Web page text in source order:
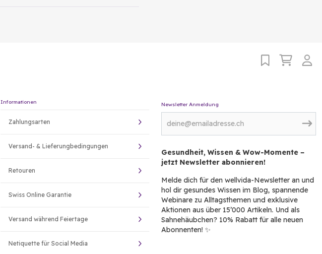
Informationen
Zahlungsarten
Versand- & Lieferungbedingungen
Retouren
Swiss Online Garantie
Versand während Feiertage
Netiquette für Social Media
Newsletter Anmeldung
Gesundheit, Wissen & Wow-Momente –
jetzt Newsletter abonnieren!
Melde dich für den wellvida-Newsletter an und
hol dir gesundes Wissen im Blog, spannende
Webinare zu Alltagsthemen und exklusive
Aktionen aus über 15’000 Artikeln. Und als
Sahnehäubchen? 10% Rabatt für alle neuen
Abonnenten! ✨